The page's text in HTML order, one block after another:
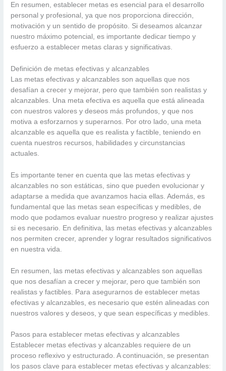
En resumen, establecer metas es esencial para el desarrollo
personal y profesional, ya que nos proporciona dirección,
motivación y un sentido de propósito. Si deseamos alcanzar
nuestro máximo potencial, es importante dedicar tiempo y
esfuerzo a establecer metas claras y significativas.
Definición de metas efectivas y alcanzables
Las metas efectivas y alcanzables son aquellas que nos
desafían a crecer y mejorar, pero que también son realistas y
alcanzables. Una meta efectiva es aquella que está alineada
con nuestros valores y deseos más profundos, y que nos
motiva a esforzarnos y superarnos. Por otro lado, una meta
alcanzable es aquella que es realista y factible, teniendo en
cuenta nuestros recursos, habilidades y circunstancias
actuales.
Es importante tener en cuenta que las metas efectivas y
alcanzables no son estáticas, sino que pueden evolucionar y
adaptarse a medida que avanzamos hacia ellas. Además, es
fundamental que las metas sean específicas y medibles, de
modo que podamos evaluar nuestro progreso y realizar ajustes
si es necesario. En definitiva, las metas efectivas y alcanzables
nos permiten crecer, aprender y lograr resultados significativos
en nuestra vida.
En resumen, las metas efectivas y alcanzables son aquellas
que nos desafían a crecer y mejorar, pero que también son
realistas y factibles. Para asegurarnos de establecer metas
efectivas y alcanzables, es necesario que estén alineadas con
nuestros valores y deseos, y que sean específicas y medibles.
Pasos para establecer metas efectivas y alcanzables
Establecer metas efectivas y alcanzables requiere de un
proceso reflexivo y estructurado. A continuación, se presentan
los pasos clave para establecer metas efectivas y alcanzables: